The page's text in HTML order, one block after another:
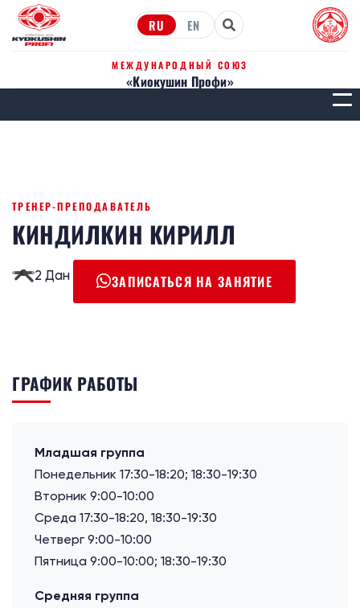
RU EN
МЕЖДУНАРОДНЫЙ СОЮЗ
«Киокушин Профи»
ТРЕНЕР-ПРЕПОДАВАТЕЛЬ
КИНДИЛКИН КИРИЛЛ
2 Дан ЗАПИСАТЬСЯ НА ЗАНЯТИЕ
ГРАФИК РАБОТЫ
Младшая группа
Понедельник 17:30-18:20; 18:30-19:30
Вторник 9:00-10:00
Среда 17:30-18:20, 18:30-19:30
Четверг 9:00-10:00
Пятница 9:00-10:00; 18:30-19:30
Средняя группа